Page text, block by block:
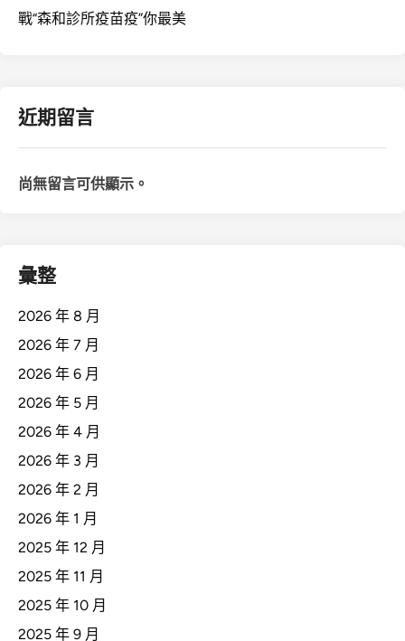
戰“森和診所疫苗疫”你最美
近期留言
尚無留言可供顯示。
彙整
2026 年 8 月
2026 年 7 月
2026 年 6 月
2026 年 5 月
2026 年 4 月
2026 年 3 月
2026 年 2 月
2026 年 1 月
2025 年 12 月
2025 年 11 月
2025 年 10 月
2025 年 9 月